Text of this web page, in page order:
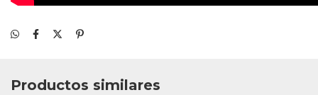
Productos similares